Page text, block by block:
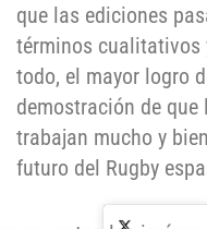
que las ediciones
términos cualitativos
todo, el mayor logro
demostración de que
trabajan mucho y
futuro del Rugby